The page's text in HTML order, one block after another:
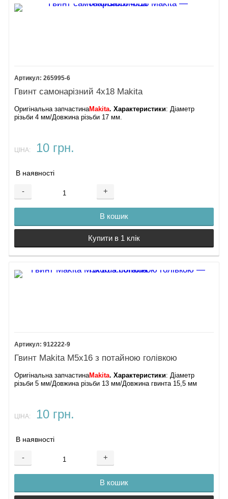
265995-6
Гвинт самонарізний 4х18 Makita
Оригінальна запчастинаMakita. Характеристики: Діаметр
різьби 4 мм/Довжина різьби 17 мм.
ЦІНА: 10 грн.
В наявності
- +
В кошик
Купити в 1 клік
912222-9
Гвинт Makita М5х16 з потайною голівкою
Оригінальна запчастинаMakita. Характеристики: Діаметр
різьби 5 мм/Довжина різьби 13 мм/Довжина гвинта 15,5 мм
ЦІНА: 10 грн.
В наявності
- +
В кошик